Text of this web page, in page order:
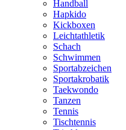
Handball
Hapkido
Kickboxen
Leichtathletik
Schach
Schwimmen
Sportabzeichen
Sportakrobatik
Taekwondo
Tanzen
Tennis
Tischtennis